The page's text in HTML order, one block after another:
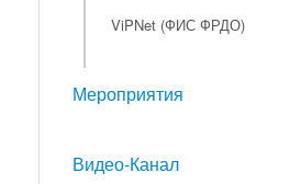
ViPNet (ФИС ФРДО)
Мероприятия
Видео-Канал